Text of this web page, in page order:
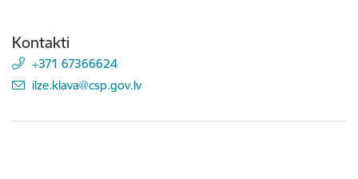
Kontakti
+371 67366624
E-pasts:
ilze.klava@csp.gov.lv